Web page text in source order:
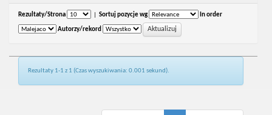
Rezultaty/Strona Sortuj pozycje wg In order
Autorzy/rekord
Rezultaty 1-1 z 1 (Czas wyszukiwania: 0.001 sekund).